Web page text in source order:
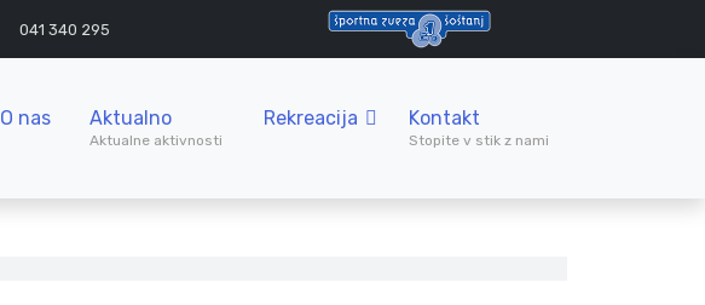
041 340 295
O nas Aktualno
Aktualne aktivnosti
Rekreacija Kontakt
Stopite v stik z nami